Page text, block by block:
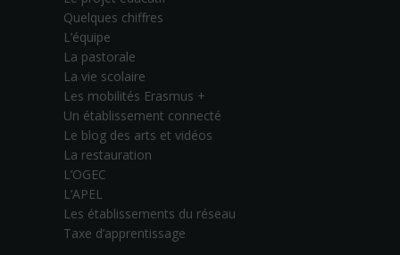
Quelques chiffres
L’équipe
La pastorale
La vie scolaire
Les mobilités Erasmus +
Un établissement connecté
Le blog des arts et vidéos
La restauration
L’OGEC
L’APEL
Les établissements du réseau
Taxe d’apprentissage